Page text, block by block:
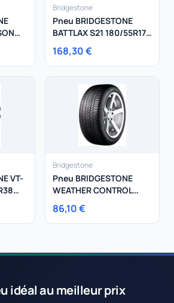
Bridgestone
Pneu BRIDGESTONE
BATTLAX S21 180/55R17
73 W
168,30 €
VT-
Bridgestone
Pneu BRIDGESTONE
WEATHER CONTROL
A005 195/50R15 82V
86,10 €
idéal au meilleur prix